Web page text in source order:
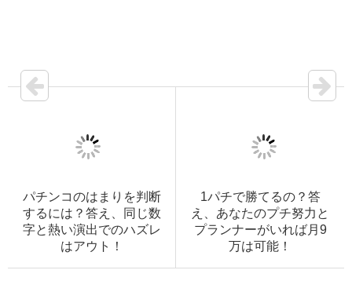
パチンコのはまりを判断
するには？答え、同じ数
字と熱い演出でのハズレ
はアウト！
1パチで勝てるの？答
え、あなたのプチ努力と
プランナーがいれば月9
万は可能！